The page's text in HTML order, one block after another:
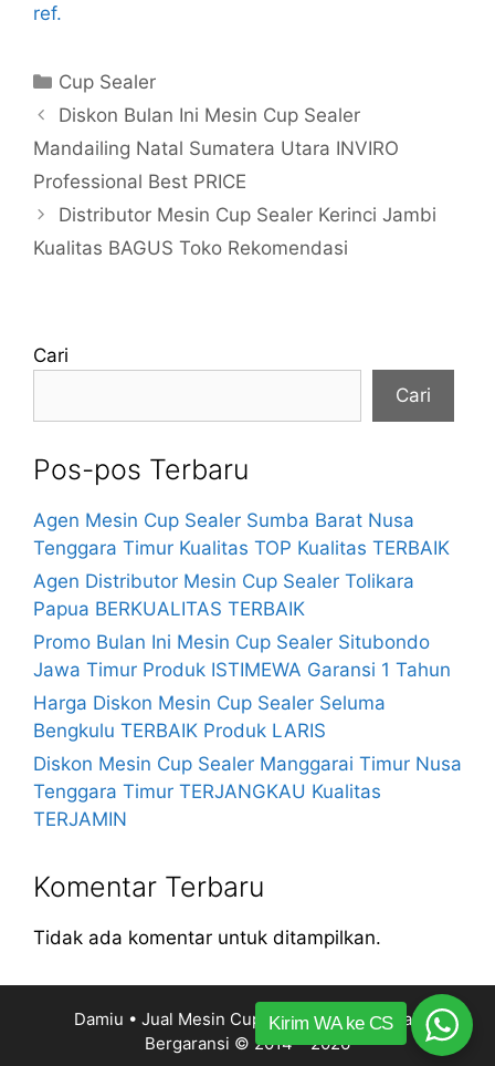
ref.
Kategori
Cup Sealer
Diskon Bulan Ini Mesin Cup Sealer
Mandailing Natal Sumatera Utara INVIRO
Professional Best PRICE
Distributor Mesin Cup Sealer Kerinci Jambi
Kualitas BAGUS Toko Rekomendasi
Cari
Cari
Pos-pos Terbaru
Agen Mesin Cup Sealer Sumba Barat Nusa
Tenggara Timur Kualitas TOP Kualitas TERBAIK
Agen Distributor Mesin Cup Sealer Tolikara
Papua BERKUALITAS TERBAIK
Promo Bulan Ini Mesin Cup Sealer Situbondo
Jawa Timur Produk ISTIMEWA Garansi 1 Tahun
Harga Diskon Mesin Cup Sealer Seluma
Bengkulu TERBAIK Produk LARIS
Diskon Mesin Cup Sealer Manggarai Timur Nusa
Tenggara Timur TERJANGKAU Kualitas
TERJAMIN
Komentar Terbaru
Tidak ada komentar untuk ditampilkan.
Damiu • Jual Mesin Cup Sealer Harga Murah
Bergaransi © 2014 – 2026
Kirim WA ke CS